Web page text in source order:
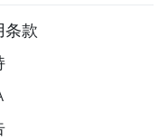
条款